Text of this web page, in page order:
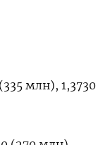
млн), 1,3730